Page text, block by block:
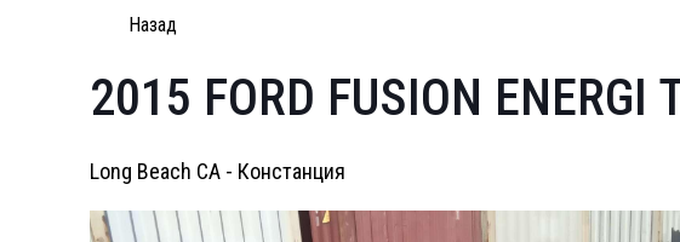
Назад
2015 FORD FUSION ENERGI
Long Beach CA - Констанция